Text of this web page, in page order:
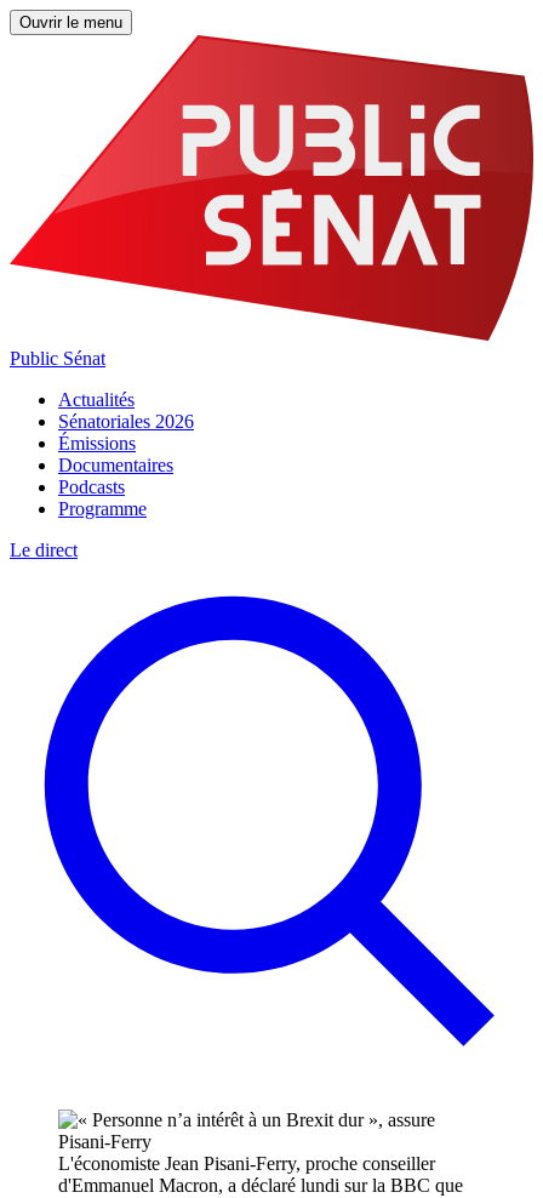
Ouvrir le menu
Public Sénat
Actualités
Sénatoriales 2026
Émissions
Documentaires
Podcasts
Programme
Le direct
L'économiste Jean Pisani-Ferry, proche conseiller
d'Emmanuel Macron, a déclaré lundi sur la BBC que